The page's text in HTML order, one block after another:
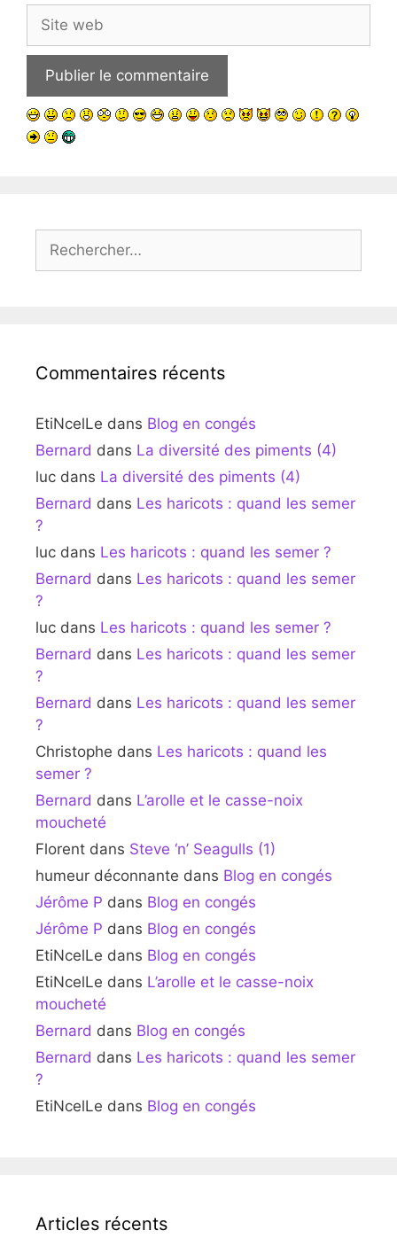
web
Commentaires récents
EtiNcelLe dans Blog en congés
Bernard dans La diversité des piments (4)
luc dans La diversité des piments (4)
Bernard dans Les haricots : quand les semer
?
luc dans Les haricots : quand les semer ?
Bernard dans Les haricots : quand les semer
?
luc dans Les haricots : quand les semer ?
Bernard dans Les haricots : quand les semer
?
Bernard dans Les haricots : quand les semer
?
Christophe dans Les haricots : quand les
semer ?
Bernard dans L’arolle et le casse-noix
moucheté
Florent dans Steve ‘n’ Seagulls (1)
humeur déconnante dans Blog en congés
Jérôme P dans Blog en congés
Jérôme P dans Blog en congés
EtiNcelLe dans Blog en congés
EtiNcelLe dans L’arolle et le casse-noix
moucheté
Bernard dans Blog en congés
Bernard dans Les haricots : quand les semer
?
EtiNcelLe dans Blog en congés
Articles récents